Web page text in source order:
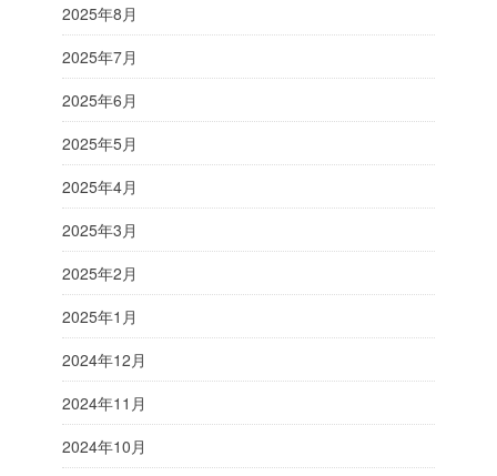
2025年8月
2025年7月
2025年6月
2025年5月
2025年4月
2025年3月
2025年2月
2025年1月
2024年12月
2024年11月
2024年10月